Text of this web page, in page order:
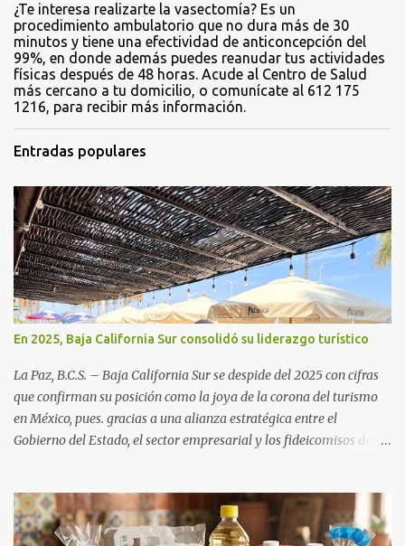
¿Te interesa realizarte la vasectomía? Es un
procedimiento ambulatorio que no dura más de 30
minutos y tiene una efectividad de anticoncepción del
99%, en donde además puedes reanudar tus actividades
físicas después de 48 horas. Acude al Centro de Salud
más cercano a tu domicilio, o comunícate al 612 175
1216, para recibir más información.
Entradas populares
En 2025, Baja California Sur consolidó su liderazgo turístico
La Paz, B.C.S. – Baja California Sur se despide del 2025 con cifras
que confirman su posición como la joya de la corona del turismo
en México, pues. gracias a una alianza estratégica entre el
Gobierno del Estado, el sector empresarial y los fideicomisos de
una derrama económica sin precedentes. Las proyecciones para
este periodo vacacional son optimistas, con un promedio estatal